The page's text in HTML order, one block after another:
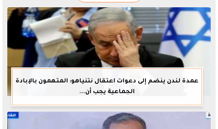
عمدة لندن ينضم إلى دعوات اعتقال نتنياهو: المتهمون بالإبادة
الجماعية يجب أن...